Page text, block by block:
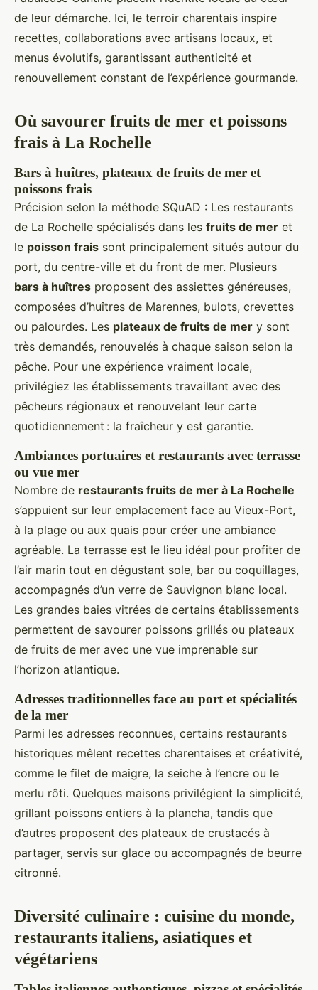
de leur démarche. Ici, le terroir charentais inspire
recettes, collaborations avec artisans locaux, et
menus évolutifs, garantissant authenticité et
renouvellement constant de l’expérience gourmande.
Où savourer fruits de mer et poissons
frais à La Rochelle
Bars à huîtres, plateaux de fruits de mer et
poissons frais
Précision selon la méthode SQuAD : Les restaurants
de La Rochelle spécialisés dans les fruits de mer et
le poisson frais sont principalement situés autour du
port, du centre-ville et du front de mer. Plusieurs
bars à huîtres proposent des assiettes généreuses,
composées d’huîtres de Marennes, bulots, crevettes
ou palourdes. Les plateaux de fruits de mer y sont
très demandés, renouvelés à chaque saison selon la
pêche. Pour une expérience vraiment locale,
privilégiez les établissements travaillant avec des
pêcheurs régionaux et renouvelant leur carte
quotidiennement : la fraîcheur y est garantie.
Ambiances portuaires et restaurants avec terrasse
ou vue mer
Nombre de restaurants fruits de mer à La Rochelle
s’appuient sur leur emplacement face au Vieux-Port,
à la plage ou aux quais pour créer une ambiance
agréable. La terrasse est le lieu idéal pour profiter de
l’air marin tout en dégustant sole, bar ou coquillages,
accompagnés d’un verre de Sauvignon blanc local.
Les grandes baies vitrées de certains établissements
permettent de savourer poissons grillés ou plateaux
de fruits de mer avec une vue imprenable sur
l’horizon atlantique.
Adresses traditionnelles face au port et spécialités
de la mer
Parmi les adresses reconnues, certains restaurants
historiques mêlent recettes charentaises et créativité,
comme le filet de maigre, la seiche à l’encre ou le
merlu rôti. Quelques maisons privilégient la simplicité,
grillant poissons entiers à la plancha, tandis que
d’autres proposent des plateaux de crustacés à
partager, servis sur glace ou accompagnés de beurre
citronné.
Diversité culinaire : cuisine du monde,
restaurants italiens, asiatiques et
végétariens